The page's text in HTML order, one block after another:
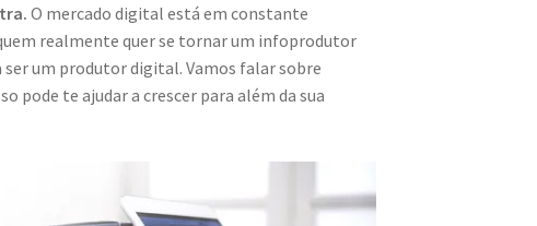
O mercado digital está em constante
realmente quer se tornar um infoprodutor
um produtor digital. Vamos falar sobre
pode te ajudar a crescer para além da sua